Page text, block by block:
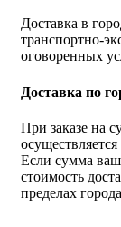
Доставка в
транспортно-
оговоренных
Доставка по
При заказе на
Если сумма
стоимость
пределах